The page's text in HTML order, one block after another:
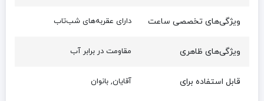
ویژگی‌های تخصصی ساعت دارای عقربه‌های شب‌تاب
ویژگی‌های ظاهری مقاومت در برابر آب
قابل استفاده برای آقایان, بانوان